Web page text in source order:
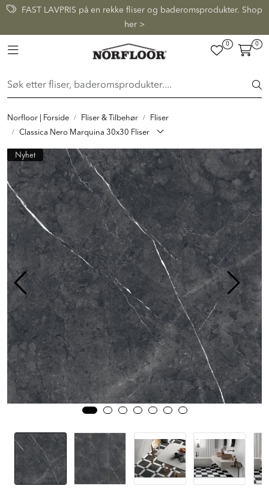
Skip to main content
FAST LAVPRIS på en rekke fliser og baderomsprodukter. Shop
her >
Toggle navigation
0 0
Norfloor | Forside Fliser & Tilbehør
Fliser
Classica Nero Marquina 30x30 Fliser
Nyhet
FLISER & TILBEHØR
BADEROM
INTERIØR
INSPIRASJON
Lenker
Butikker
Proff
Prosjekt
Still et spørsmål
Favoritter (
Min side
Logg inn